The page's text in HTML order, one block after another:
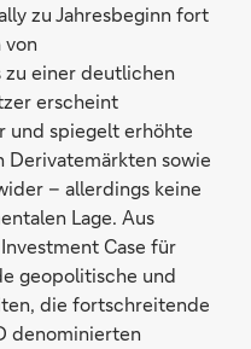
zu Jahresbeginn fort
zu einer deutlichen
erscheint
und spiegelt erhöhte
Derivatemärkten sowie
– allerdings keine
Lage. Aus
Case für
geopolitische und
die fortschreitende
denominierten